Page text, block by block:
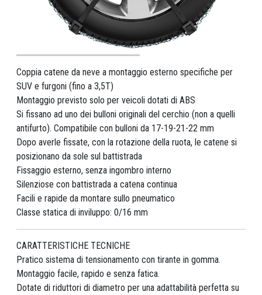
Coppia catene da neve a montaggio esterno specifiche per
SUV e furgoni (fino a 3,5T)
Montaggio previsto solo per veicoli dotati di ABS
Si fissano ad uno dei bulloni originali del cerchio (non a quelli
antifurto). Compatibile con bulloni da 17-19-21-22 mm
Dopo averle fissate, con la rotazione della ruota, le catene si
posizionano da sole sul battistrada
Fissaggio esterno, senza ingombro interno
Silenziose con battistrada a catena continua
Facili e rapide da montare sullo pneumatico
Classe statica di inviluppo: 0/16 mm
CARATTERISTICHE TECNICHE
Pratico sistema di tensionamento con tirante in gomma.
Montaggio facile, rapido e senza fatica.
Dotate di riduttori di diametro per una adattabilità perfetta su